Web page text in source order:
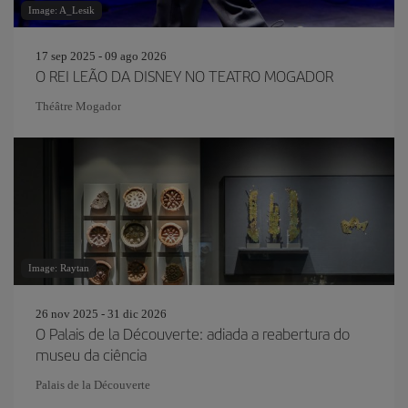
Image: A_Lesik
17 sep 2025 - 09 ago 2026
O REI LEÃO DA DISNEY NO TEATRO MOGADOR
Théâtre Mogador
Image: Raytan
26 nov 2025 - 31 dic 2026
O Palais de la Découverte: adiada a reabertura do
museu da ciência
Palais de la Découverte